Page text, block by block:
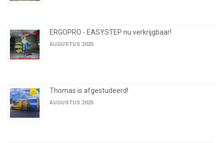
ERGOPRO - EASYSTEP nu verkrijgbaar!
AUGUSTUS 2025
Thomas is afgestudeerd!
AUGUSTUS 2025